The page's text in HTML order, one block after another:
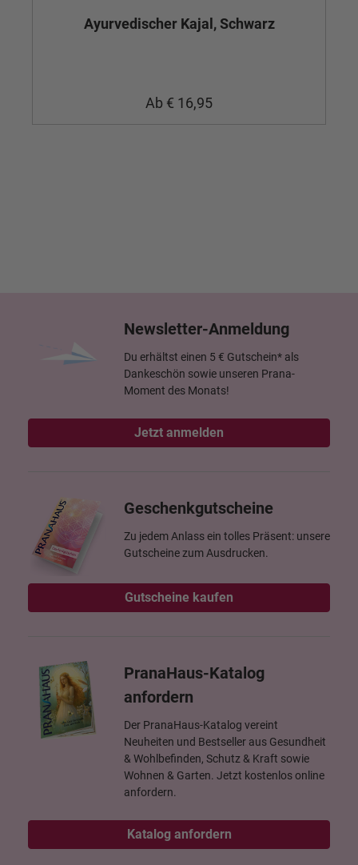
Ayurvedischer Kajal, Schwarz
Ab € 16,95
Newsletter-Anmeldung
Du erhältst einen 5 € Gutschein* als
Dankeschön sowie unseren Prana-
Moment des Monats!
Jetzt anmelden
Geschenkgutscheine
Zu jedem Anlass ein tolles Präsent: unsere
Gutscheine zum Ausdrucken.
Gutscheine kaufen
PranaHaus-Katalog
anfordern
Der PranaHaus-Katalog vereint
Neuheiten und Bestseller aus Gesundheit
& Wohlbefinden, Schutz & Kraft sowie
Wohnen & Garten. Jetzt kostenlos online
anfordern.
Katalog anfordern